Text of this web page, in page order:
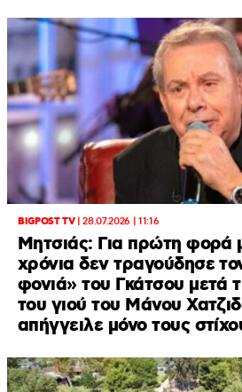
BIGPOST TV|28.07.2026 | 11:16
Μητσιάς: Για πρώτη φορά
χρόνια δεν τραγούδησε
φονιά» του Γκάτσου μετά
του γιού του Μάνου
απήγγειλε μόνο τους